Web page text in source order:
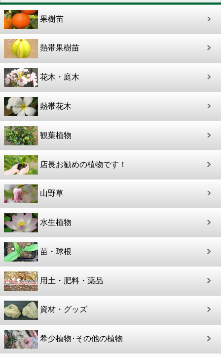
果樹苗
熱帯果樹苗
花木・庭木
熱帯花木
観葉植物
店長お勧めの植物です！
山野草
水生植物
苗・球根
用土・肥料・薬品
資材・グッズ
希少植物･その他の植物